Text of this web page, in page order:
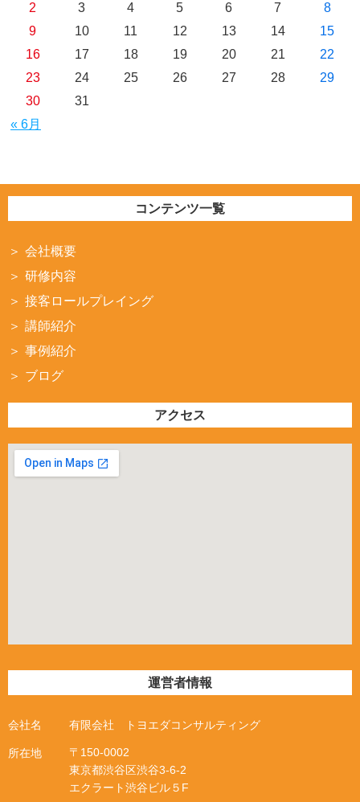
« 6月
2
3 4 5 6 7
8
9
10 11 12 13 14
15
16
17 18 19 20 21
22
23
24 25 26 27 28
29
30
31
コンテンツ一覧
会社概要
研修内容
接客ロールプレイング
講師紹介
事例紹介
ブログ
アクセス
運営者情報
会社名 有限会社 トヨエダコンサルティング
所在地 〒 150-0002
東京都渋谷区渋谷3‐6‐2
エクラート渋谷ビル５ F